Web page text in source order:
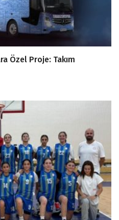
Özel Proje: Takım